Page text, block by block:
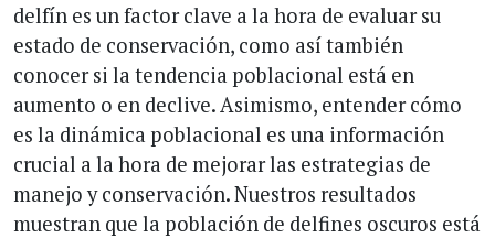
delfín es un factor clave a la hora de evaluar su
estado de conservación, como así también
conocer si la tendencia poblacional está en
aumento o en declive. Asimismo, entender cómo
es la dinámica poblacional es una información
crucial a la hora de mejorar las estrategias de
manejo y conservación. Nuestros resultados
muestran que la población de delfines oscuros está